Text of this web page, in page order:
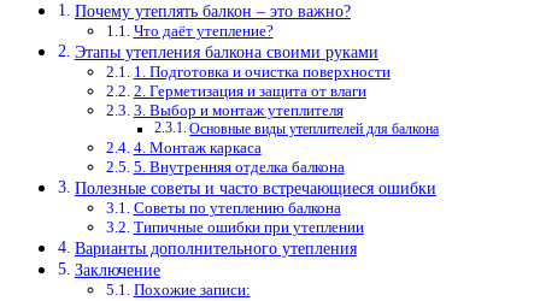
Почему утеплять балкон – это важно?
Что даёт утепление?
Этапы утепления балкона своими руками
1. Подготовка и очистка поверхности
2. Герметизация и защита от влаги
3. Выбор и монтаж утеплителя
Основные виды утеплителей для балкона
4. Монтаж каркаса
5. Внутренняя отделка балкона
Полезные советы и часто встречающиеся ошибки
Советы по утеплению балкона
Типичные ошибки при утеплении
Варианты дополнительного утепления
Заключение
Похожие записи: